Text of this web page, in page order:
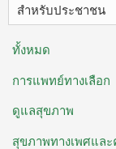
สำหรับประชาชน
ทั้งหมด
การแพทย์ทางเลือก
ดูแลสุขภาพ
สุขภาพทางเพศแล